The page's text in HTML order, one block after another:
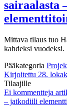
sairaalasta
Mittava tilaus tuo
kahdeksi vuodeksi.
Pääkategoria
Kirjoitettu 28.
Tilaajille
Ei kommentteja
– jatkodiili